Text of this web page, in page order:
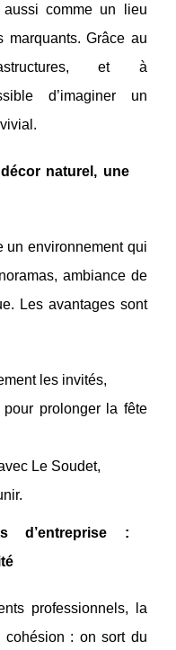
aussi comme un lieu
marquants. Grâce au
et à
d’imaginer un
naturel, une
un environnement qui
ambiance de
Les avantages sont
les invités,
pour prolonger la fête
Le Soudet,
d’entreprise :
professionnels, la
cohésion : on sort du